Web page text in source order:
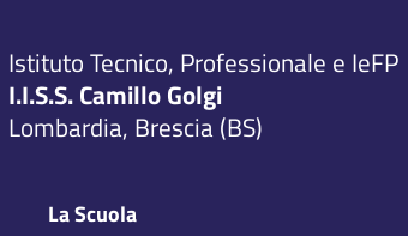
Istituto Tecnico, Professionale e IeFP
I.I.S.S. Camillo Golgi
Lombardia, Brescia (BS)
La Scuola